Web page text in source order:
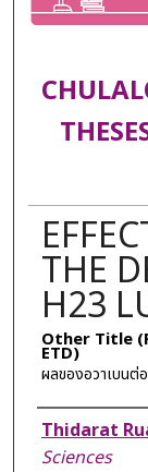
THE
H23
Other Title
ETD)
ผลของอวาเบนต่
Author
Thidarat
Sciences